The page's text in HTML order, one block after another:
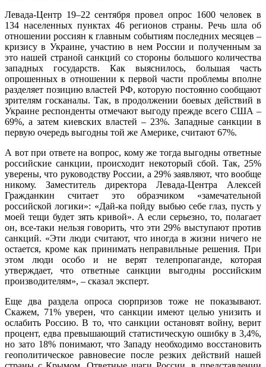
Левада-Центр 19–22 сентября провел опрос 1600 человек в
134 населенных пунктах 46 регионов страны. Речь шла об
отношении россиян к главным событиям последних месяцев –
кризису в Украине, участию в нем России и полученным за
это нашей страной санкций со стороны большого количества
западных государств. Как выяснилось, большая часть
опрошенных в отношении к первой части проблемы вполне
разделяет позицию властей РФ, которую постоянно сообщают
зрителям госканалы. Так, в продолжении боевых действий в
Украине респонденты отмечают выгоду прежде всего США –
69%, а затем киевских властей – 23%. Западные санкции в
первую очередь выгодны той же Америке, считают 67%.
А вот при ответе на вопрос, кому же тогда выгодны ответные
российские санкции, происходит некоторый сбой. Так, 25%
уверены, что руководству России, а 29% заявляют, что вообще
никому. Заместитель директора Левада-Центра Алексей
Гражданкин считает это образчиком «замечательной
российской логики»: «Дай-ка пойду выбью себе глаз, пусть у
моей тещи будет зять кривой». А если серьезно, то, полагает
он, все-таки нельзя говорить, что эти 29% выступают против
санкций. «Эти люди считают, что иногда в жизни ничего не
остается, кроме как принимать неправильные решения. При
этом люди особо и не верят телепропаганде, которая
утверждает, что ответные санкции выгодны российским
производителям», – сказал эксперт.
Еще два раздела опроса сюрпризов тоже не показывают.
Скажем, 71% уверен, что санкции имеют целью унизить и
ослабить Россию. В то, что санкции остановят войну, верит
процент, едва превышающий статистическую ошибку в 3,4%,
но зато 18% понимают, что Западу необходимо восстановить
геополитическое равновесие после резких действий нашей